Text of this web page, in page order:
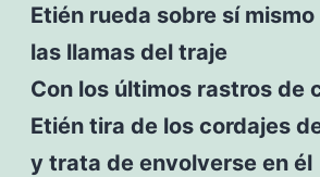
Etién rueda sobre sí
las llamas del traje
Con los últimos rastros de
Etién tira de los cordajes
y trata de envolverse en él